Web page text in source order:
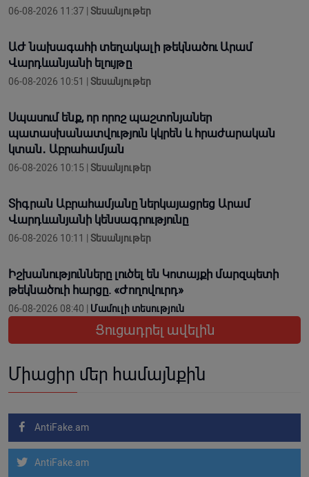
06-08-2026 11:37 | Տեսանյութեր
ԱԺ նախագահի տեղակալի թեկնածու Արամ
Վարդևանյանի ելույթը
06-08-2026 10:51 | Տեսանյութեր
Սպասում ենք, որ որոշ պաշտոնյաներ
պատասխանատվություն կկրեն և հրաժարական
կտան․ Աբրահամյան
06-08-2026 10:15 | Տեսանյութեր
Տիգրան Աբրահամյանը ներկայացրեց Արամ
Վարդևանյանի կենսագրությունը
06-08-2026 10:11 | Տեսանյութեր
Իշխանությունները լուծել են Կոտայքի մարզպետի
թեկնածուի հարցը. «Ժողովուրդ»
06-08-2026 08:40 | Մամուլի տեսություն
Ցուցադրել ավելին
Միացիր մեր համայնքին
AntiFake.am
AntiFake.am